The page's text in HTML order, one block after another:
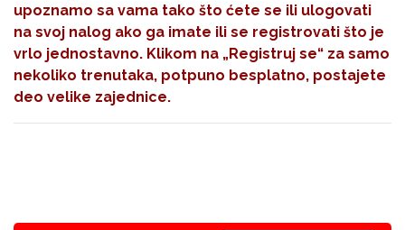
upoznamo sa vama tako što ćete se ili ulogovati
na svoj nalog ako ga imate ili se registrovati što je
vrlo jednostavno. Klikom na „Registruj se“ za samo
nekoliko trenutaka, potpuno besplatno, postajete
deo velike zajednice.